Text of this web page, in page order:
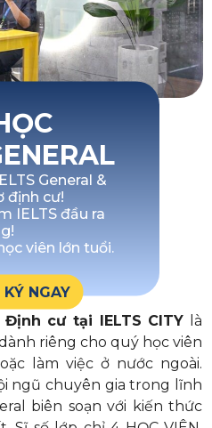
General &
định cư!
IELTS đầu ra
viên lớn tuổi.
NGAY
Định cư tại IELTS CITY là
riêng cho quý học viên
làm việc ở nước ngoài.
ngũ chuyên gia trong lĩnh
biên soạn với kiến thức